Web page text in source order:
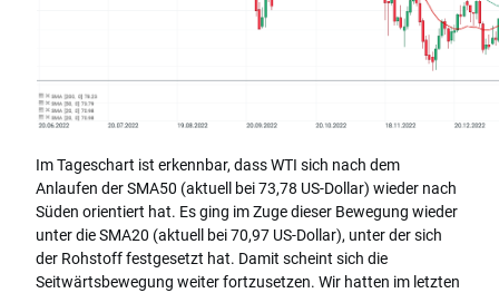
Im Tageschart ist erkennbar, dass WTI sich nach dem
Anlaufen der SMA50 (aktuell bei 73,78 US-Dollar) wieder nach
Süden orientiert hat. Es ging im Zuge dieser Bewegung wieder
unter die SMA20 (aktuell bei 70,97 US-Dollar), unter der sich
der Rohstoff festgesetzt hat. Damit scheint sich die
Seitwärtsbewegung weiter fortzusetzen. Wir hatten im letzten